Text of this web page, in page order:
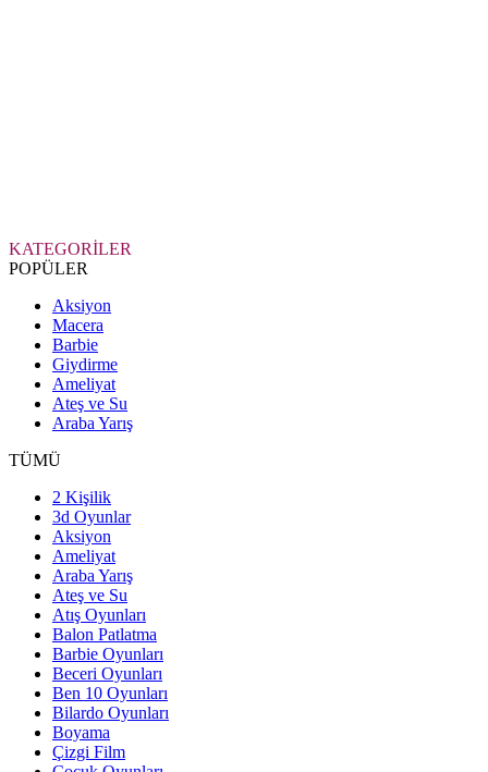
KATEGORİLER
POPÜLER
Aksiyon
Macera
Barbie
Giydirme
Ameliyat
Ateş ve Su
Araba Yarış
TÜMÜ
2 Kişilik
3d Oyunlar
Aksiyon
Ameliyat
Araba Yarış
Ateş ve Su
Atış Oyunları
Balon Patlatma
Barbie Oyunları
Beceri Oyunları
Ben 10 Oyunları
Bilardo Oyunları
Boyama
Çizgi Film